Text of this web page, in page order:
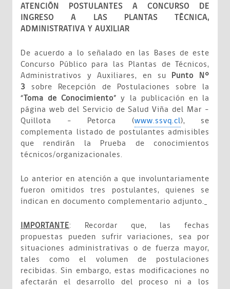
ATENCIÓN POSTULANTES A CONCURSO DE
INGRESO A LAS PLANTAS TÉCNICA,
ADMINISTRATIVA Y AUXILIAR
De acuerdo a lo señalado en las Bases de este
Concurso Público para las Plantas de Técnicos,
Administrativos y Auxiliares, en su Punto N°
3 sobre Recepción de Postulaciones sobre la
“Toma de Conocimiento” y la publicación en la
página web del Servicio de Salud Viña del Mar –
Quillota – Petorca (www.ssvq.cl), se
complementa listado de postulantes admisibles
que rendirán la Prueba de conocimientos
técnicos/organizacionales.
Lo anterior en atención a que involuntariamente
fueron omitidos tres postulantes, quienes se
indican en documento complementario adjunto.
IMPORTANTE: Recordar que, las fechas
propuestas pueden sufrir variaciones, sea por
situaciones administrativas o de fuerza mayor,
tales como el volumen de postulaciones
recibidas. Sin embargo, estas modificaciones no
afectarán el desarrollo del proceso ni a los